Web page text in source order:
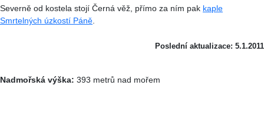
Severně od kostela stojí Černá věž, přímo za ním pak kaple
Smrtelných úzkostí Páně
Poslední aktualizace: 5.1.2011
Nadmořská výška: 393 metrů nad mořem